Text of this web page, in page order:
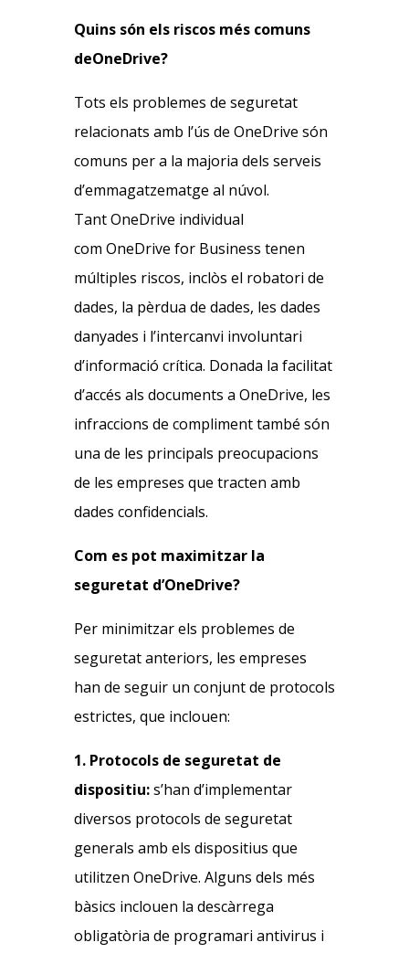
Quins són els riscos més comuns
deOneDrive?
Tots els problemes de seguretat
relacionats amb l’ús de OneDrive són
comuns per a la majoria dels serveis
d’emmagatzematge al núvol.
Tant OneDrive individual
com OneDrive for Business tenen
múltiples riscos, inclòs el robatori de
dades, la pèrdua de dades, les dades
danyades i l’intercanvi involuntari
d’informació crítica. Donada la facilitat
d’accés als documents a OneDrive, les
infraccions de compliment també són
una de les principals preocupacions
de les empreses que tracten amb
dades confidencials.
Com es pot maximitzar la
seguretat d’OneDrive?
Per minimitzar els problemes de
seguretat anteriors, les empreses
han de seguir un conjunt de protocols
estrictes, que inclouen:
1. Protocols de seguretat de
dispositiu:s’han d’implementar
diversos protocols de seguretat
generals amb els dispositius que
utilitzen OneDrive. Alguns dels més
bàsics inclouen la descàrrega
obligatòria de programari antivirus i